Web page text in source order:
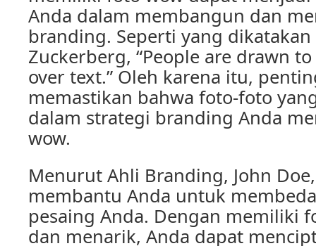
Anda dalam membangun dan
branding. Seperti yang
Zuckerberg, “People are drawn
over text.” Oleh karena itu,
memastikan bahwa foto-foto
dalam strategi branding Anda
wow.
Menurut Ahli Branding, John
membantu Anda untuk
pesaing Anda. Dengan memiliki
dan menarik, Anda dapat